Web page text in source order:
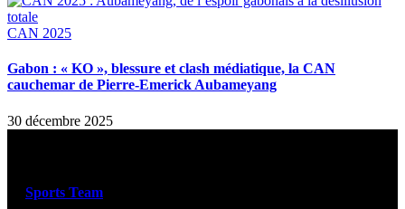
CAN 2025
Gabon : « KO », blessure et clash médiatique, la CAN
cauchemar de Pierre-Emerick Aubameyang
30 décembre 2025
Sports Team